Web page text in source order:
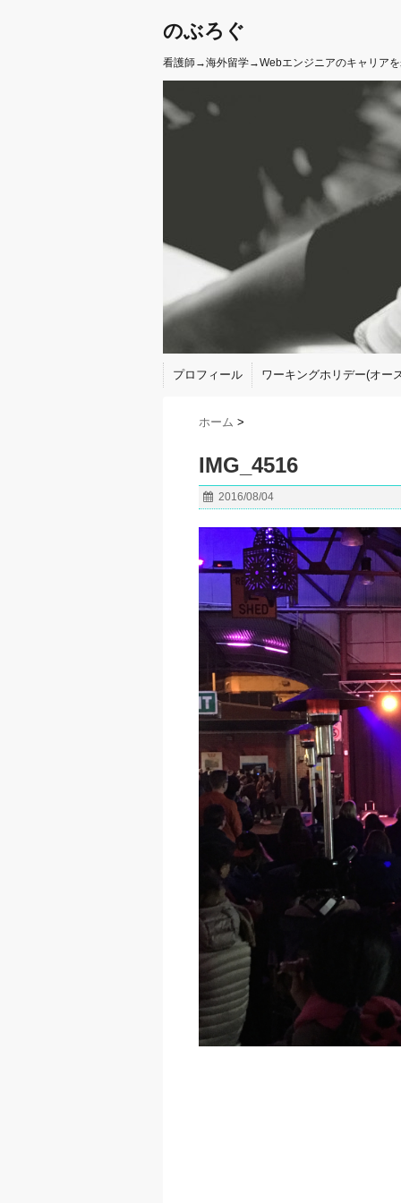
のぶろぐ
看護師→海外留学→Webエンジニアのキャリア
プロフィール ワーキングホリデー(オー
ホーム >
IMG_4516
2016/08/04